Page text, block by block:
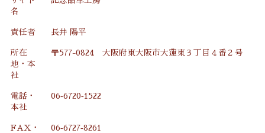
名
責任者 長井 陽平
所在
地・本
社
〒577-0824 大阪府東大阪市大蓮東３丁目４番２号
電話・
本社
06‐6720‐1522
FAX・
06‐6727‐8261